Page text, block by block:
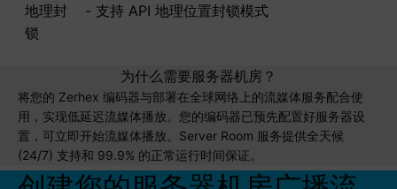
地理封
锁
- 支持 API 地理位置封锁模式
为什么需要服务器机房？
将您的 Zerhex 编码器与部署在全球网络上的流媒体服务配合使
用，实现低延迟流媒体播放。您的编码器已预先配置好服务器设
置，可立即开始流媒体播放。Server Room 服务提供全天候
(24/7) 支持和 99.9% 的正常运行时间保证。